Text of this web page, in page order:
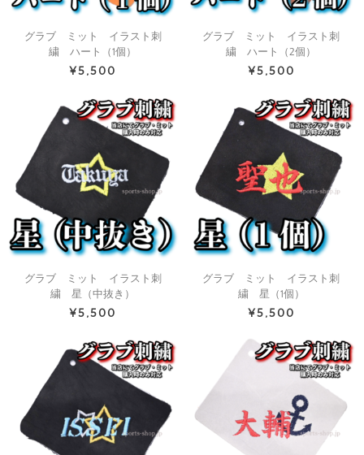
グラブ ミット イラスト刺
繍 ハート（1個）
¥5,500
グラブ ミット イラスト刺
繍 ハート（2個）
¥5,500
グラブ ミット イラスト刺
繍 星（中抜き）
¥5,500
グラブ ミット イラスト刺
繍 星（1個）
¥5,500